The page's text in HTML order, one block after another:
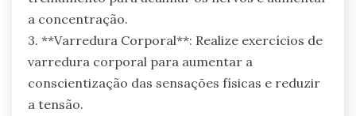
a concentração.
3. **Varredura Corporal**: Realize exercícios de
varredura corporal para aumentar a
conscientização das sensações físicas e reduzir
a tensão.